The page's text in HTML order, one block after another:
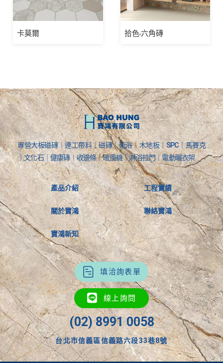
卡莫爾 拾色-六角磚
專營大板磁磚｜連工帶料｜磁磚｜衛浴｜木地板｜SPC｜馬賽克
｜文化石｜健康磚｜收邊條｜暖風機｜淋浴拉門｜電動曬衣架
產品介紹
關於寶鴻
寶鴻新知
工程實績
聯絡寶鴻
填洽詢表單
線上詢問
(02) 8991 0058
台北市信義區信義路六段33巷8號